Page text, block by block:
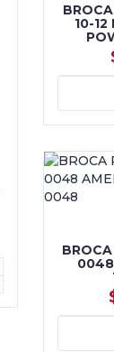
10-12
0048